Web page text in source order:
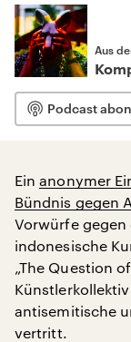
Aus
Podcast
Einanonymer
Bündnis gegen
Vorwürfe gegen
indonesische
„The Question
antisemitische
vertritt.